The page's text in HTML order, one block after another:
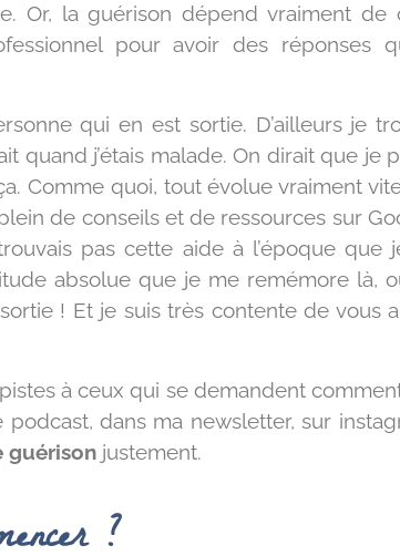
Or, la guérison dépend vraiment de
pour avoir des réponses
qui en est sortie. D’ailleurs je
quand j’étais malade. On dirait que je
Comme quoi, tout évolue vraiment
de conseils et de ressources sur
pas cette aide à l’époque que
absolue que je me remémore là,
! Et je suis très contente de vous
à ceux qui se demandent
dans ma newsletter, sur
guérison justement.
?